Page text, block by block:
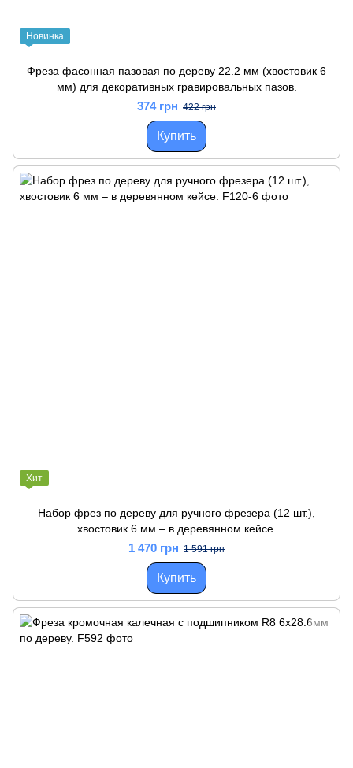
Новинка
Фреза фасонная пазовая по дереву 22.2 мм (хвостовик 6
мм) для декоративных гравировальных пазов.
374 грн 422 грн
Купить
Хит
Набор фрез по дереву для ручного фрезера (12 шт.),
хвостовик 6 мм – в деревянном кейсе.
1 470 грн 1 591 грн
Купить